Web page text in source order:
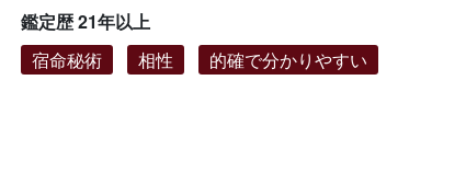
鑑定歴 21年以上
宿命秘術
相性 的確で分かりやすい